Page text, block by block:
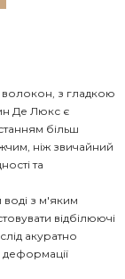
волокон, з гладкою
Де Люкс є
більш
ніж звичайний
та
з м'яким
відбілюючі
акуратно
деформації